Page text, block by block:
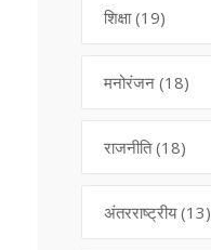
शिक्षा(19)
मनोरंजन (18)
राजनीति(18)
अंतरराष्ट्रीय(13)